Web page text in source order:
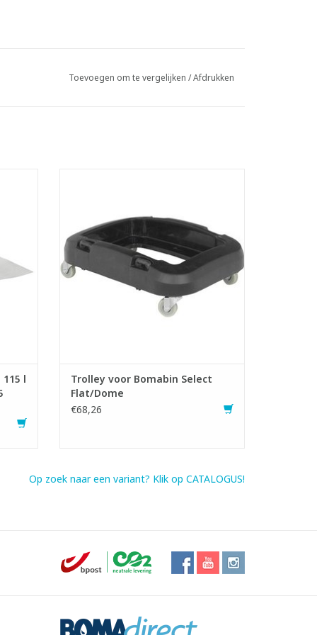
Toevoegen om te vergelijken /Afdrukken
8.
l
- Kan eenvoudig aan andere trolleys
gekoppeld worden en uitgebreid worden
tot een mobiel sorteereiland
LxBxH: 33 x 47,5 x 15 cm
TOEVOEGEN AAN WINKELWAGEN
Trolley voor Bomabin Select
Flat/Dome
€68,26
Op zoek naar een variant? Klik op CATALOGUS!